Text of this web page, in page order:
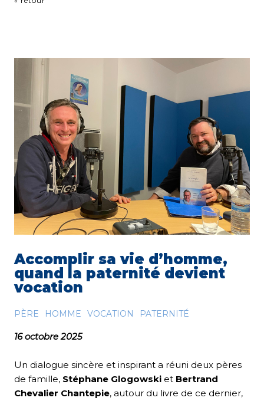
Accomplir sa vie d’homme,
quand la paternité devient
vocation
PÈRE HOMME VOCATION PATERNITÉ
16 octobre 2025
Un dialogue sincère et inspirant a réuni deux pères
de famille, Stéphane Glogowski et Bertrand
Chevalier Chantepie, autour du livre de ce dernier,